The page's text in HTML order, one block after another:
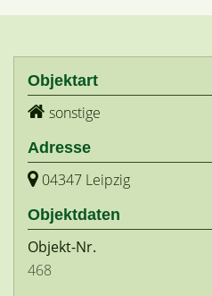
Objektart
sonstige
Adresse
04347 Leipzig
Objektdaten
Objekt-Nr.
468